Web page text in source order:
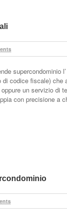
supercondominio
codice fiscale) che
un servizio di
con precisione a